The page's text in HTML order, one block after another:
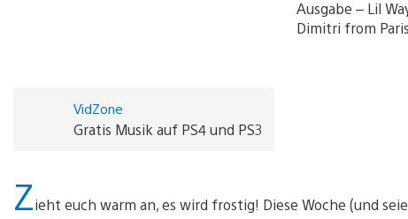
VidZone
Gratis Musik auf PS4 und PS3
Zieht euch warm an, es wird frostig! Diese Woche (und